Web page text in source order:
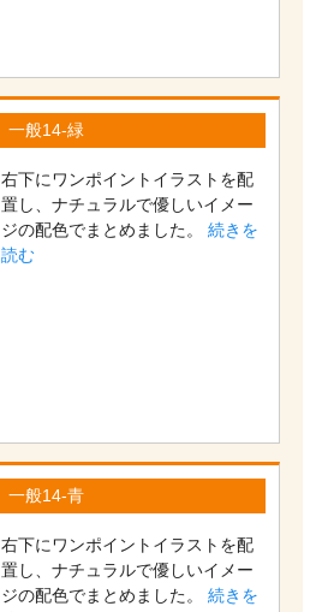
一般14-緑
右下にワンポイントイラストを配
置し、ナチュラルで優しいイメー
ジの配色でまとめました。続きを
読む
一般14-青
右下にワンポイントイラストを配
置し、ナチュラルで優しいイメー
ジの配色でまとめました。続きを